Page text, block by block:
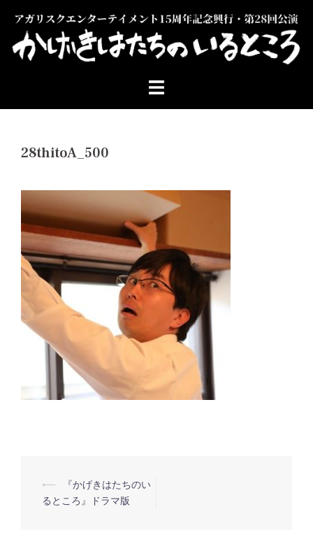
28thitoA_500
投
⟵
『かげきはたちのい
るところ』ドラマ版